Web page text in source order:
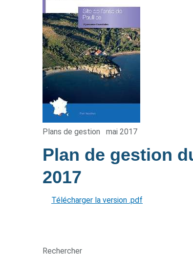
Plans de gestion mai 2017
Plan de gestion
2017
Télécharger la version .pdf
Rechercher